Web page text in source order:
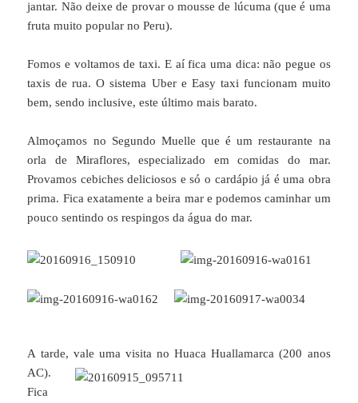
jantar. Não deixe de provar o mousse de lúcuma (que é uma
fruta muito popular no Peru).
Fomos e voltamos de taxi. E aí fica uma dica: não pegue os
taxis de rua. O sistema Uber e Easy taxi funcionam muito
bem, sendo inclusive, este último mais barato.
Almoçamos no Segundo Muelle que é um restaurante na
orla de Miraflores, especializado em comidas do mar.
Provamos cebiches deliciosos e só o cardápio já é uma obra
prima. Fica exatamente a beira mar e podemos caminhar um
pouco sentindo os respingos da água do mar.
A tarde, vale uma visita no Huaca Huallamarca (200 anos
AC).
Fica